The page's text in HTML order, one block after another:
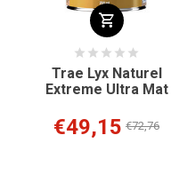
Trae Lyx Naturel
Extreme Ultra Mat
€49,15 €72,76